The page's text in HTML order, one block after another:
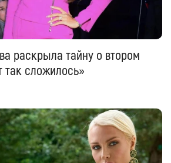
раскрыла тайну о втором
так сложилось»